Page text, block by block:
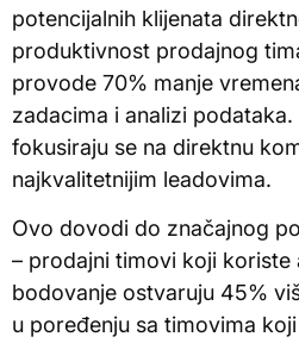
potencijalnih klijenata
produktivnost prodajnog
provode 70% manje
zadacima i analizi
fokusiraju se na direktnu
najkvalitetnijim leadovima.
Ovo dovodi do značajnog
– prodajni timovi koji koriste
bodovanje ostvaruju 45%
u poređenju sa timovima